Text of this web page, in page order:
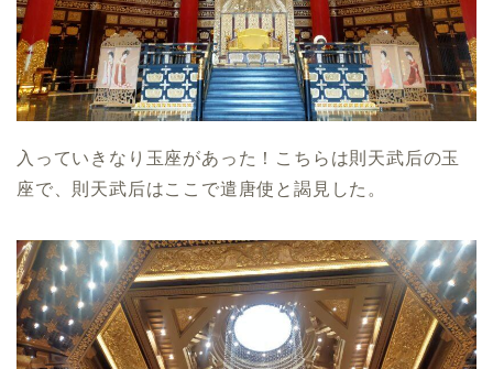
入っていきなり玉座があった！こちらは則天武后の玉
座で、則天武后はここで遣唐使と謁見した。